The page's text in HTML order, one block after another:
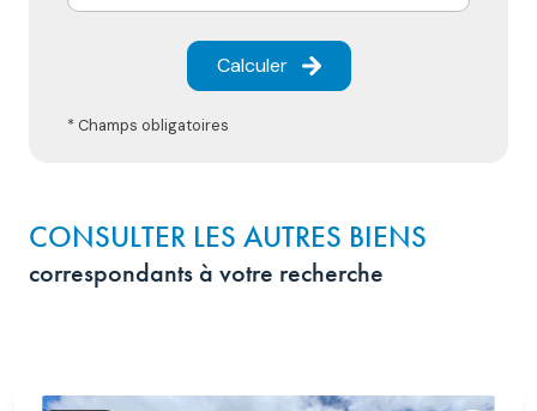
Calculer
* Champs obligatoires
CONSULTER LES AUTRES BIENS
correspondants à votre recherche